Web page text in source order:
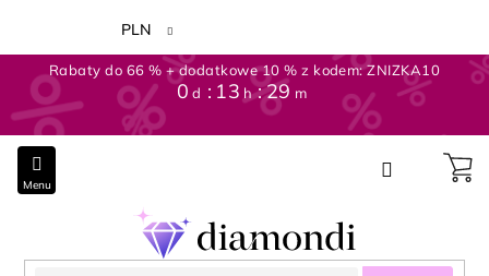
treści
Rabaty do 66 % + dodatkowe 10 % z kodem: ZNIZKA10
0 d 13 h 29 m
PLN